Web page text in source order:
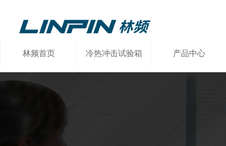
林频首页 冷热冲击试验箱 产品中心